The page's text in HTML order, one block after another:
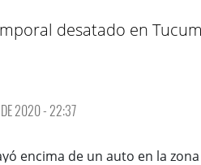
desatado en
DE 2020 - 22:37